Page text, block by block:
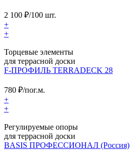
2 100 ₽/100 шт.
+
+
Торцевые элементы
для террасной доски
F-ПРОФИЛЬ TERRADECK 28
780 ₽/пог.м.
+
+
Регулируемые опоры
для террасной доски
BASIS ПРОФЕССИОНАЛ (Россия)